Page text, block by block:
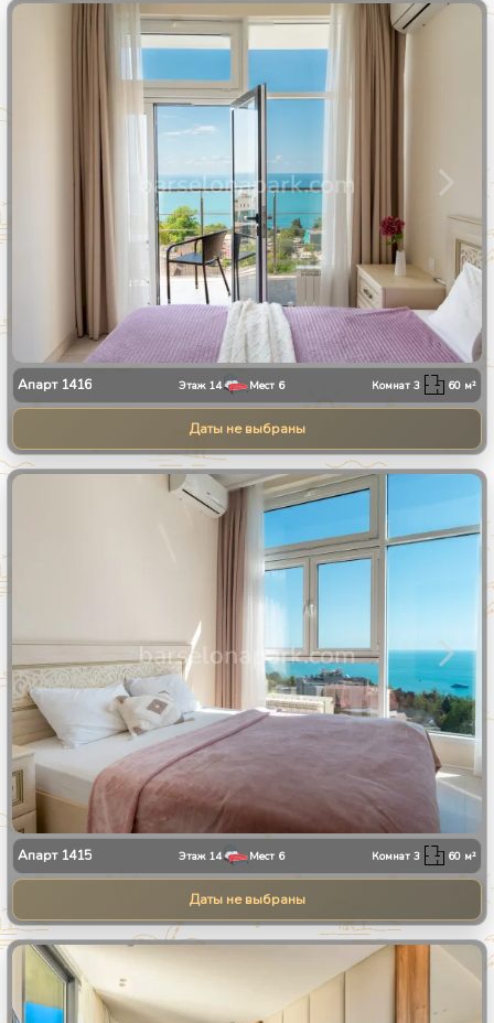
1 30
Апарт 1416 Этаж 14 Мест 6 Комнат3 60 м²
Даты не выбраны
Апарт 1415 Этаж 14 Мест 6 Комнат3 60 м²
Даты не выбраны